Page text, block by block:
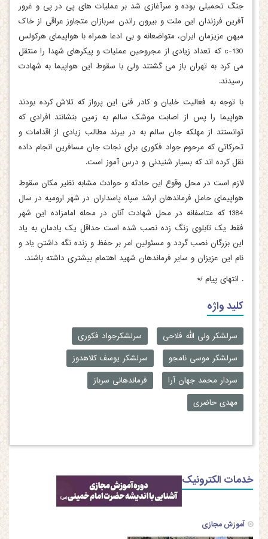
جنگ تحمیلی بوده و سرآغازی شد بر عملیات های پی در پی و غرور
آفرین فرزندان این ملت و بیرون راندن سربازان متجاوز عراقی از خاک
میهن عزیزمان ایران، متواضعانه و بی ادعا همراه با هواپیمای هرکولس
c-130 که تعداد زیادی از مجروحین عملیات و پیکرهای شهدا را منتقل
می کرد به تهران باز می گشتند ولی با سقوط این هواپیما به شهادت
رسیدند.
با توجه به فعالیت خلبان و کادر فنی این پرواز که تلاش کرده بودند
هواپیما را پس از اصابت موشک سالم به زمین بنشانند افرادی که
توانستند از مهلکه جان سالم به در ببرند مطالب زیادی از اقدامات و
تحرکاتی که مرحوم جواد فکوری برای نجات جان مسافرین انجام داده
نقل کرده اند که بسیار شنیدنی و درس آموز است.
لازم است در محل وقوع این حادثه و حوادث مشابه نظیر مکان سقوط
هواپیمای حامل فرماندهان ارشد سپاه پاسداران در شهر ارومیه در سال
1384 که متاسفانه در محل شهادت آنان در محله امامزاده این شهر
فقط یک تابلوی زنگ زده نصب شده است حداقل یک یادمان به یاد
این بزرگان نصب گردد و مسئولین امر بر حفظ و زنده نگه داشتن یاد و
نام این عزیزان و سایر فرماندهان شهید اهتمام بیشتری داشته باشند.
. انتهای پیام /*
کلید واژه
سرلشکر ولی الله فلاحی
سرلشکرجواد فکوری
سرلشکر موسی نامجو
سرلشکر یوسف کلاهدوز
سردار محمد جهان آرا
فرماندهانی سرباز
مهدی حاضری
خدمات الکترونیک
آموزش مجازی